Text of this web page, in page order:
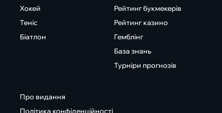
Хокей
Теніс
Біатлон
Рейтинг букмекерів
Рейтинг казино
Гемблінг
База знань
Турніри прогнозів
Про видання
Політика конфіденційності